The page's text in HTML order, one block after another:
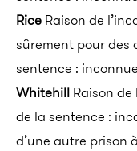
Rice Raison de
sûrement pour des
sentence :
Whitehill Raison
de la sentence :
d’une autre prison